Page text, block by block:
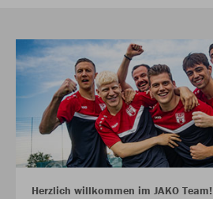
Herzlich willkommen im JAKO Team!